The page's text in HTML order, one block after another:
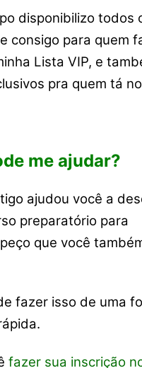
disponibilizo todos
consigo para quem
Lista VIP, e
pra quem tá no
me ajudar?
ajudou você a
preparatório para
que você
fazer isso de uma
fazer sua inscrição